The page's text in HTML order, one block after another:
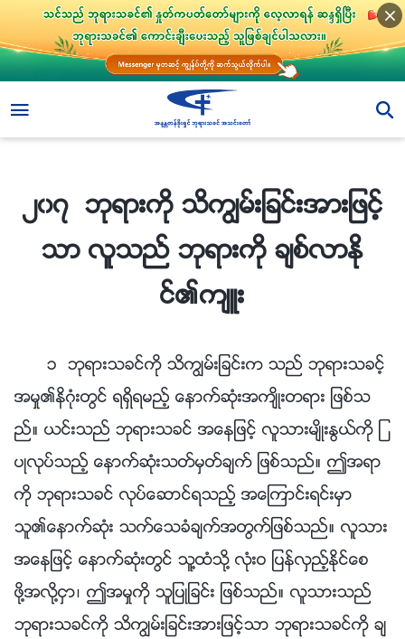
၂၀၇ ဘုရားကို သိကြၽမ္းျခင္းအားျဖင့္
သာ လူသည္ ဘုရားကို ခ်စ္လာႏို
င္၏က်ဴး
၁ ဘုရားသခင္ကို သိကြၽမ္းျခင္းက သည္ ဘုရားသခင့္
အမႈ၏နိဂုံးတြင္ ရရွိရမည့္ ေနာက္ဆုံးအက်ိဳးတရား ျဖစ္သ
ည္။ ယင္းသည္ ဘုရားသခင္ အေနျဖင့္ လူသားမ်ိဳးႏြယ္ကို ျ
ပဳလုပ္သည့္ ေနာက္ဆုံးသတ္မွတ္ခ်က္ ျဖစ္သည္။ ဤအရာ
ကို ဘုရားသခင္ လုပ္ေဆာင္ရသည့္ အေၾကာင္းရင္းမွာ
သူ၏ေနာက္ဆုံး သက္ေသခံခ်က္အတြက္ျဖစ္သည္။ လူသား
အေနျဖင့္ ေနာက္ဆုံးတြင္ သူ႔ထံသို႔ လုံးဝ ျပန္လွည့္ႏိုင္ေစ
ဖို႔အလို႔ငွာ၊ ဤအမႈကို သူျပဳျခင္း ျဖစ္သည္။ လူသားသည္
ဘုရားသခင္ကို သိကြၽမ္းျခင္းအားျဖင့္သာ ဘုရားသခင္ကို ခ်